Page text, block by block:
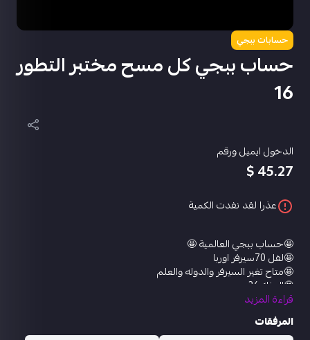
حسابات ببجي
حساب ببجي كل مسح مختبر التطور
16
الدخول ايميل ورقم
45.27 $
عذرا لقد نفدت الكمية
🤩حساب ببجي العالمية 🤩
🤩لفل 70سيرفر اوربا
🤩متاح تغير السيرفر والدوله والعلم
🤩المثك 36
🤩مختبر التطوير 16
🤩يو ام بي انفجار 8 بت كل مسج
🤩سكار مدفع الأطايب كل مسج
قراءة المزيد
المرفقات